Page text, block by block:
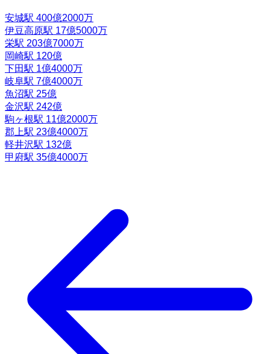
安城駅 400億2000万
伊豆高原駅 17億5000万
栄駅 203億7000万
岡崎駅 120億
下田駅 1億4000万
岐阜駅 7億4000万
魚沼駅 25億
金沢駅 242億
駒ヶ根駅 11億2000万
郡上駅 23億4000万
軽井沢駅 132億
甲府駅 35億4000万